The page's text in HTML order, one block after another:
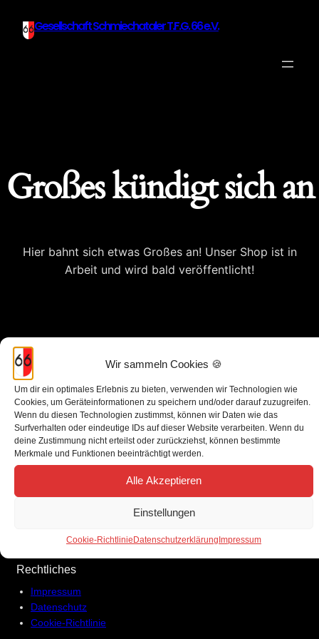
Wir sammeln Cookies 🍪
Um dir ein optimales Erlebnis zu bieten, verwenden wir Technologien wie
Cookies, um Geräteinformationen zu speichern und/oder darauf zuzugreifen.
Wenn du diesen Technologien zustimmst, können wir Daten wie das
Surfverhalten oder eindeutige IDs auf dieser Website verarbeiten. Wenn du
deine Zustimmung nicht erteilst oder zurückziehst, können bestimmte
Merkmale und Funktionen beeinträchtigt werden.
Alle Akzeptieren
Einstellungen
Cookie-RichtlinieDatenschutzerklärungImpressum
Gesellschaft Schmiechataler T.F.G. 66 e.V.
Großes kündigt sich an
Hier bahnt sich etwas Großes an! Unser Shop ist in
Arbeit und wird bald veröffentlicht!
Gesellschaft Schmiechataler T.F.G. 66 e.V.
Postfach 201 724
Rechtliches
Impressum
Datenschutz
Cookie-Richtlinie